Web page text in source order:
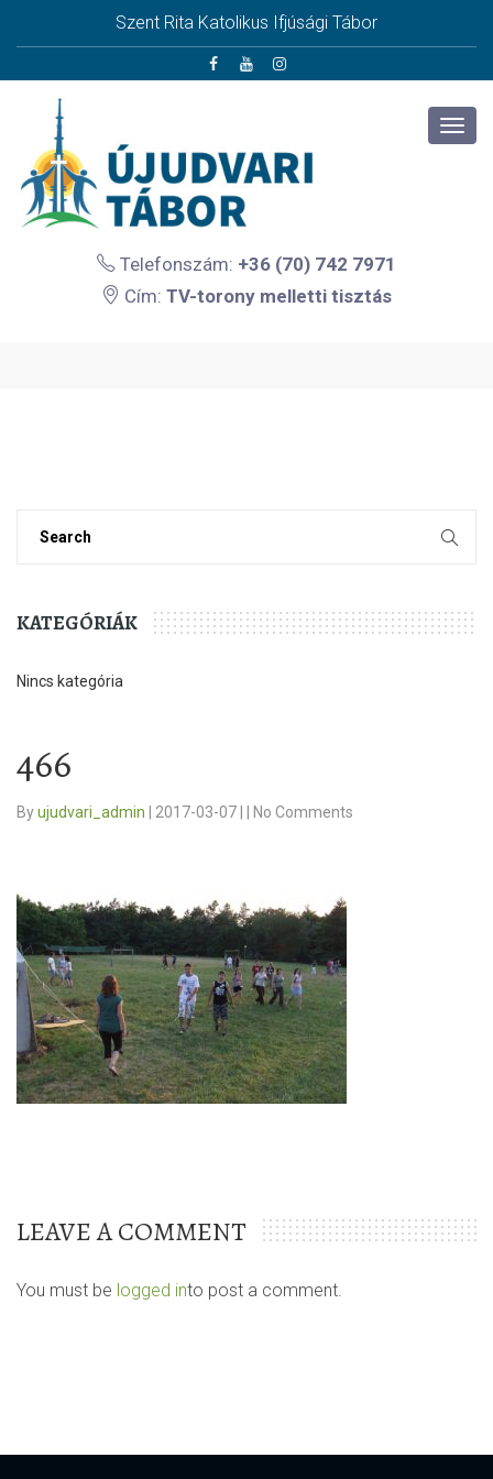
Szent Rita Katolikus Ifjúsági Tábor
Telefonszám: +36 (70) 742 7971
Cím: TV-torony melletti tisztás
KATEGÓRIÁK
Nincs kategória
466
Byujudvari_admin 2017-03-07 No Comments
LEAVE A COMMENT
You must be logged into post a comment.